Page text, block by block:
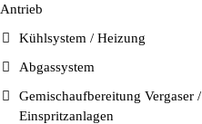
Antrieb
Kühlsystem / Heizung
Abgassystem
Gemischaufbereitung Vergaser /
Einspritzanlagen